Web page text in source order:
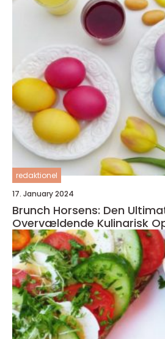
redaktionel
17. January 2024
Brunch Horsens: Den
Overvældende Kulinarisk